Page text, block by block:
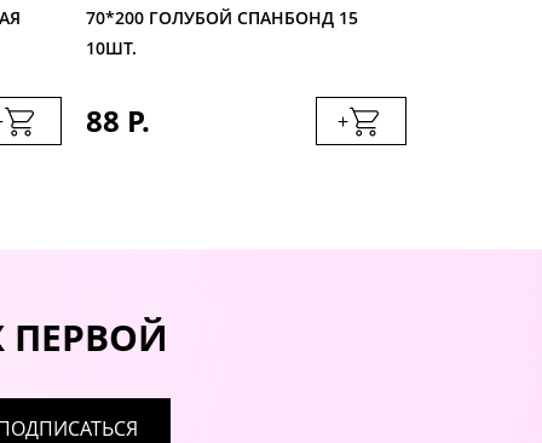
70*200 ГОЛУБОЙ СПАНБОНД 15
10ШТ.
88 Р. +
ПЕРВОЙ